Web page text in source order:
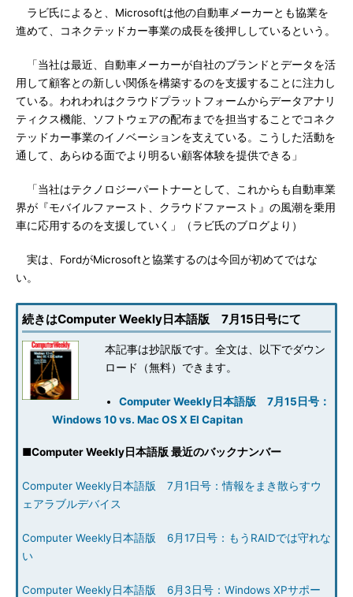
ラビ氏によると、Microsoftは他の自動車メーカーとも協業を
進めて、コネクテッドカー事業の成長を後押ししているという。
「当社は最近、自動車メーカーが自社のブランドとデータを活
用して顧客との新しい関係を構築するのを支援することに注力し
ている。われわれはクラウドプラットフォームからデータアナリ
ティクス機能、ソフトウェアの配布までを担当することでコネク
テッドカー事業のイノベーションを支えている。こうした活動を
通して、あらゆる面でより明るい顧客体験を提供できる」
「当社はテクノロジーパートナーとして、これからも自動車業
界が『モバイルファースト、クラウドファースト』の風潮を乗用
車に応用するのを支援していく」（ラビ氏のブログより）
実は、FordがMicrosoftと協業するのは今回が初めてではな
い。
続きはComputer Weekly日本語版 7月15日号にて
本記事は抄訳版です。全文は、以下でダウン
ロード（無料）できます。
Computer Weekly日本語版 7月15日号：
Windows 10 vs. Mac OS X El Capitan
■Computer Weekly日本語版 最近のバックナンバー
Computer Weekly日本語版 7月1日号：情報をまき散らすウ
ェアラブルデバイス
Computer Weekly日本語版 6月17日号：もうRAIDでは守れな
い
Computer Weekly日本語版 6月3日号：Windows XPサポー